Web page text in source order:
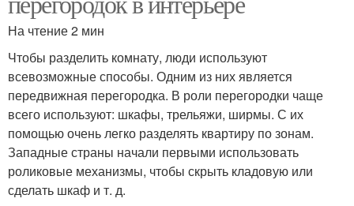
На чтение 2 мин
Чтобы разделить комнату, люди используют
всевозможные способы. Одним из них является
передвижная перегородка. В роли перегородки чаще
всего используют: шкафы, трельяжи, ширмы. С их
помощью очень легко разделять квартиру по зонам.
Западные страны начали первыми использовать
роликовые механизмы, чтобы скрыть кладовую или
сделать шкаф и т. д.